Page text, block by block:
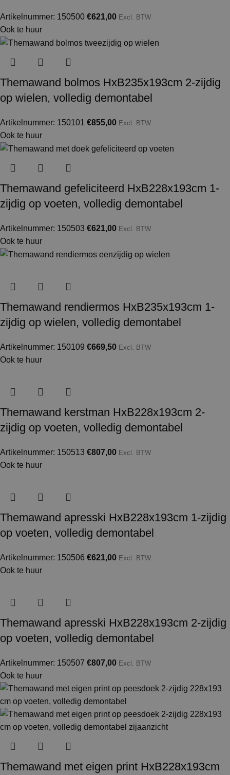
HUUR OF KOOP
Artikelnummer: 150500 €621,00 Excl. BTW
Ook te huur
Themawand bolmos HxB235x193cm 2-zijdig
op wielen, volledig demontabel
Artikelnummer: 150101 €855,00 Excl. BTW
Ook te huur
Themawand gefeliciteerd HxB228x193cm 1-
zijdig op voeten, volledig demontabel
Artikelnummer: 150503 €621,00 Excl. BTW
Ook te huur
Themawand rendiermos HxB235x193cm 1-
zijdig op wielen, volledig demontabel
Artikelnummer: 150109 €669,50 Excl. BTW
Ook te huur
Themawand kerstman HxB228x193cm 2-
zijdig op voeten, volledig demontabel
Artikelnummer: 150513 €807,00 Excl. BTW
Ook te huur
Themawand apresski HxB228x193cm 1-zijdig
op voeten, volledig demontabel
Artikelnummer: 150506 €621,00 Excl. BTW
Ook te huur
Themawand apresski HxB228x193cm 2-zijdig
op voeten, volledig demontabel
Artikelnummer: 150507 €807,00 Excl. BTW
Ook te huur
Themawand met eigen print HxB228x193cm